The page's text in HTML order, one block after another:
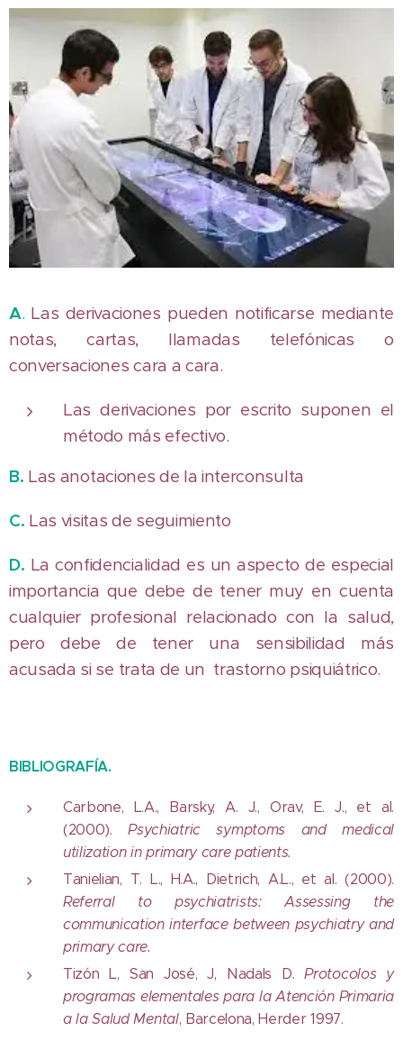
A. Las derivaciones pueden notificarse mediante
notas, cartas, llamadas telefónicas o
conversaciones cara a cara.
Las derivaciones por escrito suponen el
método más efectivo.
B. Las anotaciones de la interconsulta
C. Las visitas de seguimiento
D. La confidencialidad es un aspecto de especial
importancia que debe de tener muy en cuenta
cualquier profesional relacionado con la salud,
pero debe de tener una sensibilidad más
acusada si se trata de un trastorno psiquiátrico.
BIBLIOGRAFÍA.
Carbone, L.A., Barsky, A. J., Orav, E. J., et al.
(2000).Psychiatric symptoms and medical
utilization in primary care patients.
Tanielian, T. L., H.A., Dietrich, A.L., et al. (2000).
Referral to psychiatrists: Assessing the
communication interface between psychiatry and
primary care.
Tizón L, San José, J, Nadals D.Protocolos y
programas elementales para la Atención Primaria
a la Salud Mental, Barcelona, Herder 1997.